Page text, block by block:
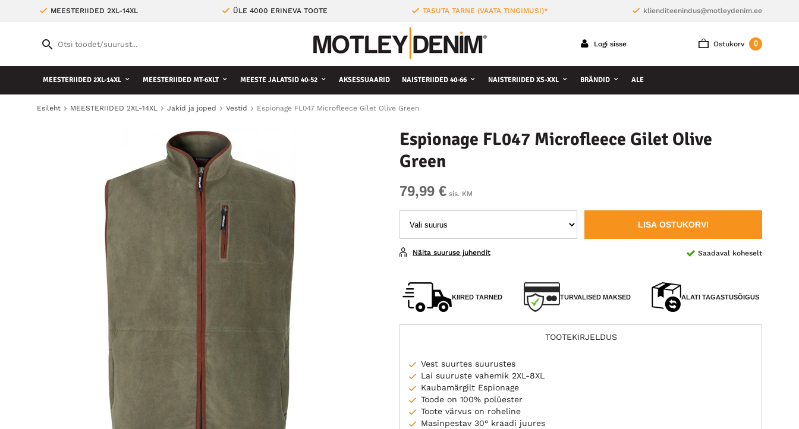
MEESTERIIDED 2XL-14XL ÜLE 4000 ERINEVA TOOTE TASUTA TARNE (VAATA TINGIMUSI)* klienditeenindus@motleydenim.ee
Ostukorv 0
Logi sisse
MEESTERIIDED 2XL-14XL MEESTERIIDED MT-6XLT MEESTE JALATSID 40-52 AKSESSUAARID NAISTERIIDED 40-66 NAISTERIIDED XS-XXL BRÄNDID ALE
Esileht MEESTERIIDED 2XL-14XL Jakid ja joped Vestid Espionage FL047 Microfleece Gilet Olive Green
Espionage FL047 Microfleece Gilet Olive
Green
79,99 € sis. KM
LISA OSTUKORVI
Saadaval koheselt
Näita suuruse juhendit
KIIRED TARNED TURVALISED MAKSED ALATI TAGASTUSÕIGUS
TOOTEKIRJELDUS
Vest suurtes suurustes
Lai suuruste vahemik 2XL-8XL
Kaubamärgilt Espionage
Toode on 100% polüester
Toote värvus on roheline
Masinpestav 30° kraadi juures